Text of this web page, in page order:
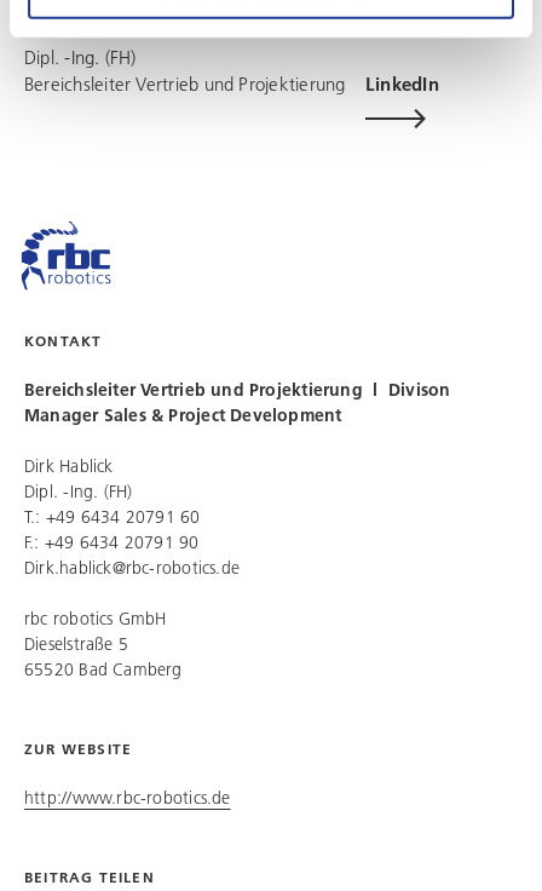
Dipl. -Ing. (FH)
Bereichsleiter Vertrieb und Projektierung
LinkedIn
KONTAKT
Bereichsleiter Vertrieb und Projektierung l Divison
Manager Sales & Project Development
Dirk Hablick
Dipl. -Ing. (FH)
T.: +49 6434 20791 60
F.: +49 6434 20791 90
Dirk.hablick@rbc-robotics.de
rbc robotics GmbH
Dieselstraße 5
65520 Bad Camberg
ZUR WEBSITE
http://www.rbc-robotics.de
BEITRAG TEILEN